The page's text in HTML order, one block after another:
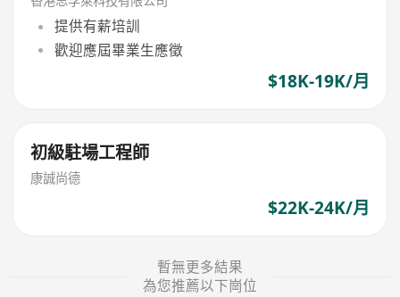
提供有薪培訓
歡迎應屆畢業生應徵
$18K-19K/月
初級駐場工程師
康誠尚德
$22K-24K/月
暫無更多結果
為您推薦以下崗位